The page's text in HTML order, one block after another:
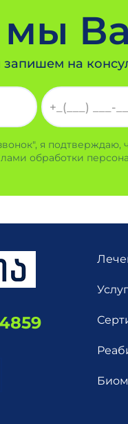
мы
на
я
обработки